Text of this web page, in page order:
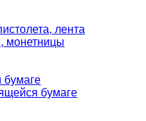
лента
монетницы
бумаге
бумаге